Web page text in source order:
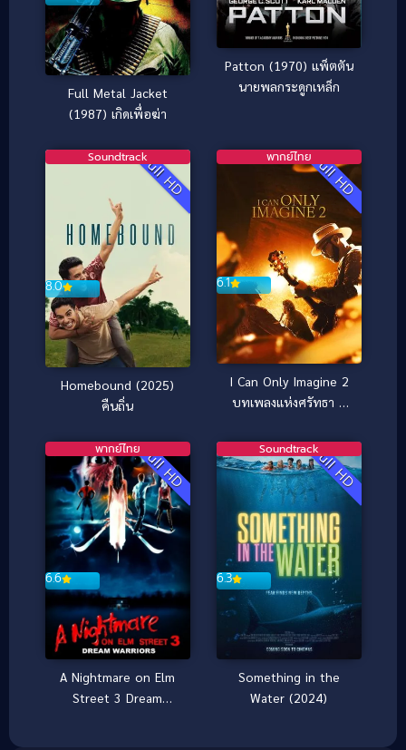
Full Metal Jacket
(1987) เกิดเพื่อฆ่า
Patton (1970) แพ็ตตัน
นายพลกระดูกเหล็ก
Full HD
8.0
Soundtrack
Homebound (2025)
คืนถิ่น
Full HD
6.1
พากย์ไทย
I Can Only Imagine 2
บทเพลงแห่งศรัทธา 2
Full HD
6.6
พากย์ไทย
A Nightmare on Elm
Street 3 Dream
Full HD
6.3
Soundtrack
Something in the
Water (2024)